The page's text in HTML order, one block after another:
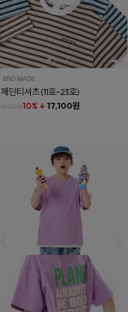
제딘티셔츠(11호~23호)
18,900원10% ↓ 17,100원